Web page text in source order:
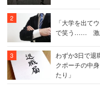
「大学を出て
で笑う…… 激
わずか3日で退
クポーチの中
たり」